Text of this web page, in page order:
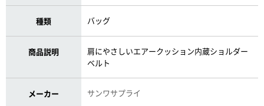
種類 バッグ
商品説明
肩にやさしいエアークッション内蔵ショルダー
ベルト
メーカー サンワサプライ